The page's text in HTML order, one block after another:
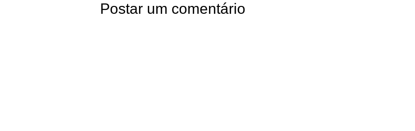
Postar um comentário